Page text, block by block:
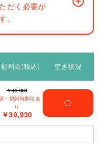
だく必要が
。
額料金(税込) 空き状況
￥49,368
・契約時割引あ
り
￥39,930
◯